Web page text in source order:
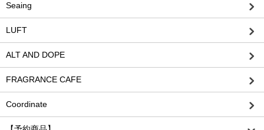
Seaing
LUFT
ALT AND DOPE
FRAGRANCE CAFE
Coordinate